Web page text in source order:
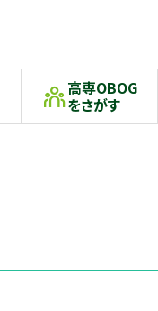
高専OBOG
をさがす